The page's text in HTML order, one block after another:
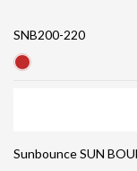
SNB200-220
Sunbounce SUN